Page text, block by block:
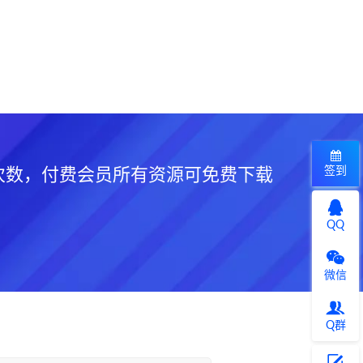
，付费会员所有资源可免费下载 签到
QQ
微信
Q群